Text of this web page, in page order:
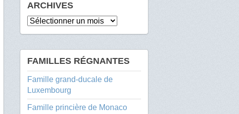
ARCHIVES
Archives
FAMILLES RÉGNANTES
Famille grand-ducale de
Luxembourg
Famille princière de Monaco